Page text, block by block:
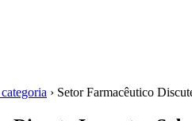
› Setor Farmacêutico